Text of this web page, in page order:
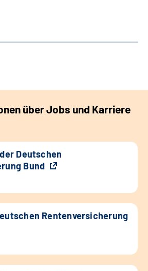
über Jobs und Karriere
Deutschen
Bund
Rentenversicherung